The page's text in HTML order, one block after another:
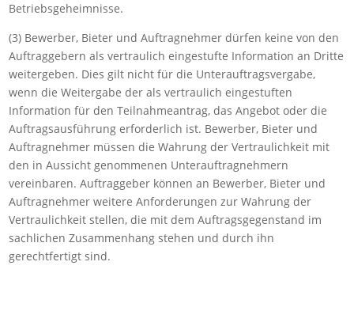
Betriebsgeheimnisse.
(3) Bewerber, Bieter und Auftragnehmer dürfen keine von den
Auftraggebern als vertraulich eingestufte Information an Dritte
weitergeben. Dies gilt nicht für die Unterauftragsvergabe,
wenn die Weitergabe der als vertraulich eingestuften
Information für den Teilnahmeantrag, das Angebot oder die
Auftragsausführung erforderlich ist. Bewerber, Bieter und
Auftragnehmer müssen die Wahrung der Vertraulichkeit mit
den in Aussicht genommenen Unterauftragnehmern
vereinbaren. Auftraggeber können an Bewerber, Bieter und
Auftragnehmer weitere Anforderungen zur Wahrung der
Vertraulichkeit stellen, die mit dem Auftragsgegenstand im
sachlichen Zusammenhang stehen und durch ihn
gerechtfertigt sind.